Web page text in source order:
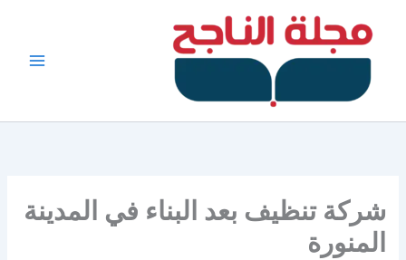
شركة تنظيف بعد البناء في المدينة
المنورة